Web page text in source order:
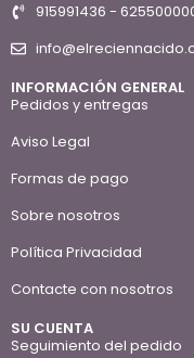
915991436 -
INFORMACIÓN GENERAL
Pedidos y entregas
Aviso Legal
Formas de pago
Sobre nosotros
Política Privacidad
Contacte con nosotros
SU CUENTA
Seguimiento del pedido